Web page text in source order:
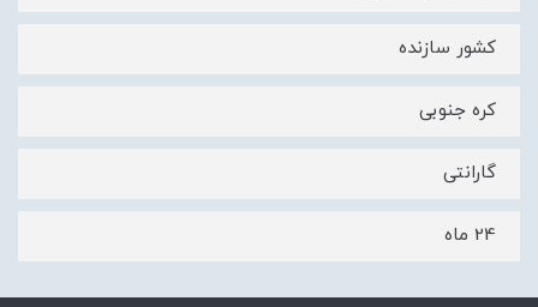
کشور سازنده
کره جنوبی
گارانتی
24 ماه